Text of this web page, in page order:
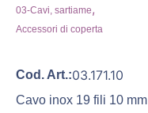
03-Cavi, sartiame,
Accessori di coperta
Cod. Art.:03.171.10
Cavo inox 19 fili 10 mm